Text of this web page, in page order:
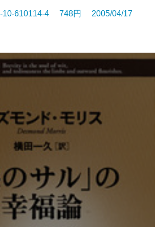
10-610114-4 748円 2005/04/17